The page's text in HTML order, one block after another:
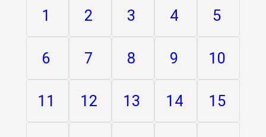
1 2 3 4 5
6 7 8 9 10
11 12 13 14 15